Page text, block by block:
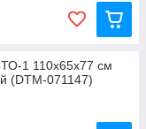
1 110х65х77 см
(DTM-071147)